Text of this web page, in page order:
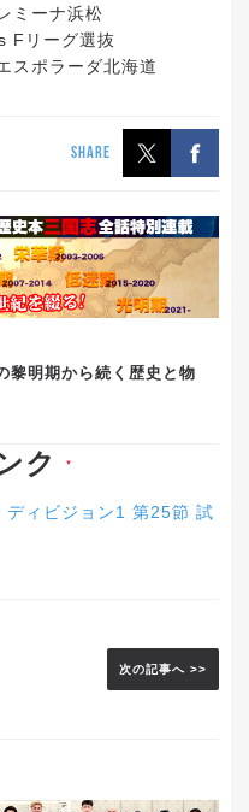
ミーナ浜松
Fリーグ選抜
ポラーダ北海道
SHARE
黎明期から続く歴史と物
ク ▼
ィビジョン1 第25節 試
次の記事へ >>